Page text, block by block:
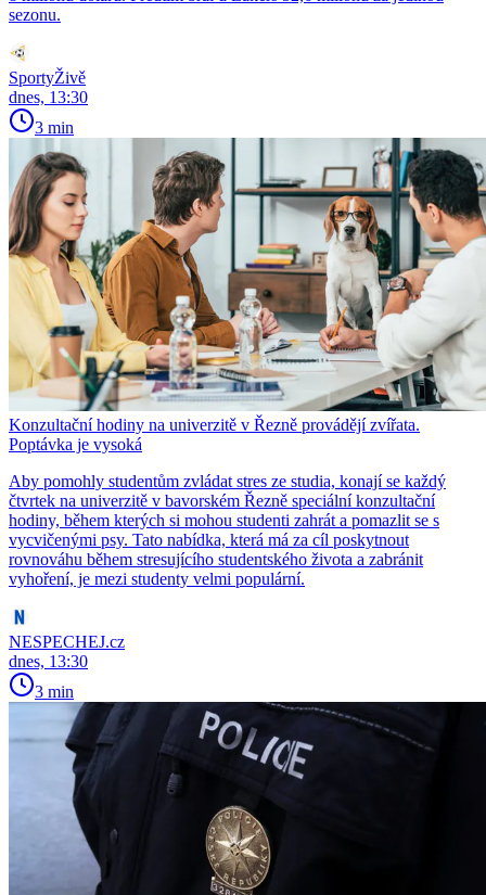
sezonu.
SportyŽivě
dnes, 13:30
3 min
Konzultační hodiny na univerzitě v Řezně provádějí zvířata.
Poptávka je vysoká
Aby pomohly studentům zvládat stres ze studia, konají se každý
čtvrtek na univerzitě v bavorském Řezně speciální konzultační
hodiny, během kterých si mohou studenti zahrát a pomazlit se s
vycvičenými psy. Tato nabídka, která má za cíl poskytnout
rovnováhu během stresujícího studentského života a zabránit
vyhoření, je mezi studenty velmi populární.
NESPECHEJ.cz
dnes, 13:30
3 min